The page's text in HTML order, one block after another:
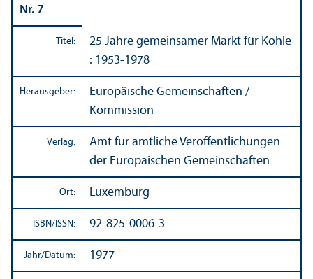
Nr. 7
Titel:
25 Jahre gemeinsamer Markt für Kohle
: 1953-1978
Herausgeber:
Europäische Gemeinschaften /
Kommission
Verlag:
Amt für amtliche Veröffentlichungen
der Europäischen Gemeinschaften
Ort: Luxemburg
ISBN/ ISSN: 92-825-0006-3
Jahr/Datum: 1977